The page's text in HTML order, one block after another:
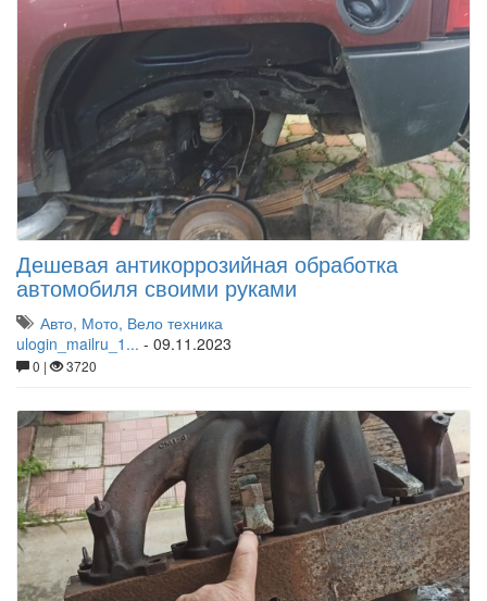
Дешевая антикоррозийная обработка
автомобиля своими руками
Авто, Мото, Вело техника
ulogin_mailru_1... - 09.11.2023
0 | 3720